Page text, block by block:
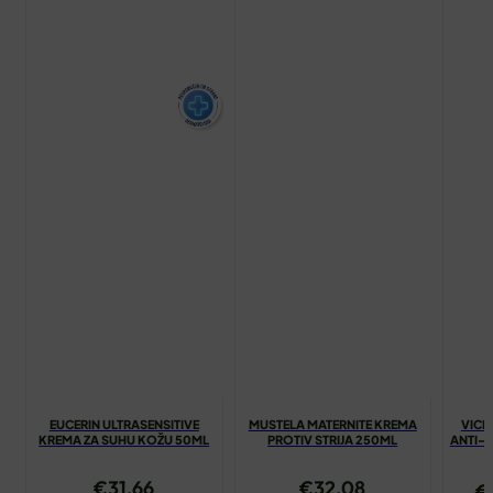
EUCERIN ULTRASENSITIVE
KREMA ZA SUHU KOŽU 50ML
MUSTELA MATERNITE KREMA
PROTIV STRIJA 250ML
ANTI-